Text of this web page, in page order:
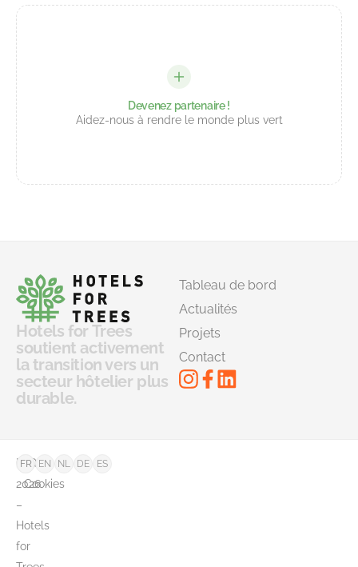
Devenez partenaire !
Aidez-nous à rendre le monde plus vert
Hotels for Trees
soutient activement
la transition vers un
secteur hôtelier plus
durable.
Tableau de bord
Actualités
Projets
Contact
©
2026
–
Hotels
for
FAQ
Cookies
FR EN NL DE ES